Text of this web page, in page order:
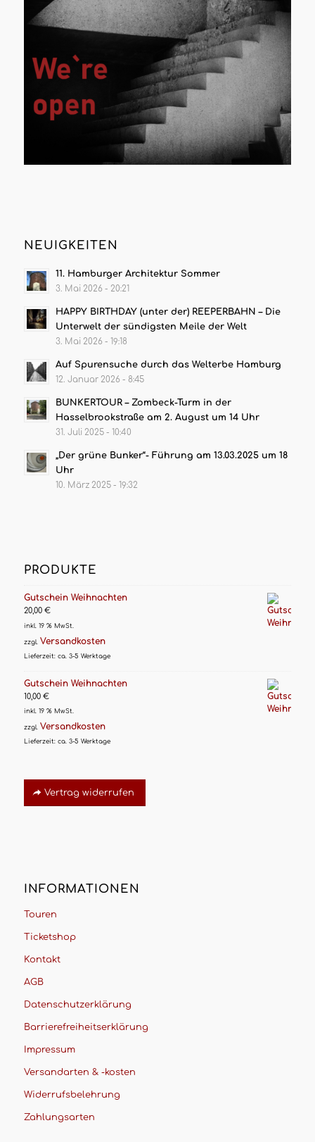
NEUIGKEITEN
11. Hamburger Architektur Sommer
3. Mai 2026 - 20:21
HAPPY BIRTHDAY (unter der) REEPERBAHN – Die
Unterwelt der sündigsten Meile der Welt
3. Mai 2026 - 19:18
Auf Spurensuche durch das Welterbe Hamburg
12. Januar 2026 - 8:45
BUNKERTOUR – Zombeck-Turm in der
Hasselbrookstraße am 2. August um 14 Uhr
31. Juli 2025 - 10:40
„Der grüne Bunker“- Führung am 13.03.2025 um 18
Uhr
10. März 2025 - 19:32
PRODUKTE
Gutschein Weihnachten
20,00 €
inkl. 19 % MwSt.
zzgl. Versandkosten
Lieferzeit: ca. 3-5 Werktage
Gutschein Weihnachten
10,00 €
inkl. 19 % MwSt.
zzgl. Versandkosten
Lieferzeit: ca. 3-5 Werktage
Vertrag widerrufen
INFORMATIONEN
Touren
Ticketshop
Kontakt
AGB
Datenschutzerklärung
Barrierefreiheitserklärung
Impressum
Versandarten & -kosten
Widerrufsbelehrung
Zahlungsarten